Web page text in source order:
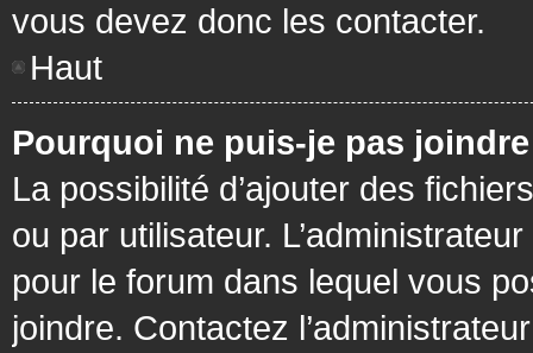
vous devez donc les contacter.
Haut
Pourquoi ne puis-je pas
La possibilité d’ajouter des
ou par utilisateur.
pour le forum dans lequel vous
joindre. Contactez